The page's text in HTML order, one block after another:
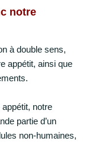
notre
à double sens,
appétit, ainsi que
notre
partie d’un
non-humaines,